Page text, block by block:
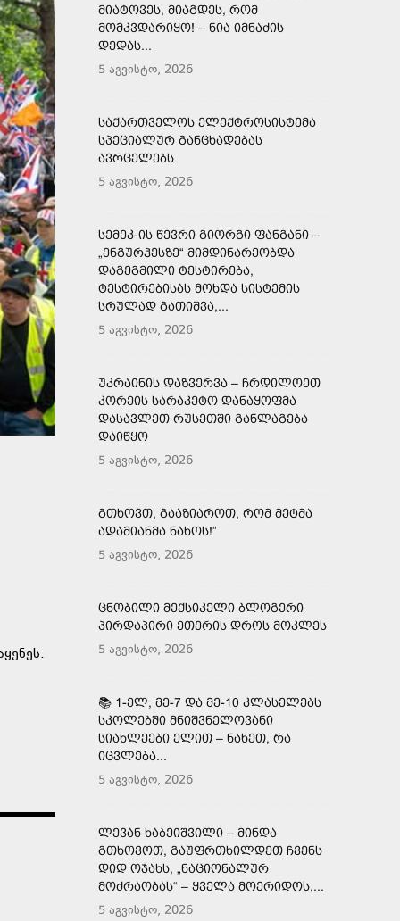
ᲛᲘᲐᲢᲝᲕᲔᲡ, ᲛᲘᲐᲒᲓᲔᲡ, ᲠᲝᲛ
ᲛᲝᲛᲙᲕᲓᲐᲠᲘᲧᲝ! – ᲜᲘᲐ ᲘᲛᲜᲐᲫᲘᲡ
ᲓᲔᲓᲐᲡ...
5 აგვისტო, 2026
ᲡᲐᲥᲐᲠᲗᲕᲔᲚᲝᲡ ᲔᲚᲔᲥᲢᲠᲝᲡᲘᲡᲢᲔᲛᲐ
ᲡᲞᲔᲪᲘᲐᲚᲣᲠ ᲒᲐᲜᲪᲮᲐᲓᲔᲑᲐᲡ
ᲐᲕᲠᲪᲔᲚᲔᲑᲡ
5 აგვისტო, 2026
ᲡᲔᲛᲔᲙ-ᲘᲡ ᲬᲔᲕᲠᲘ ᲒᲘᲝᲠᲒᲘ ᲤᲐᲜᲒᲐᲜᲘ –
„ᲔᲜᲒᲣᲠᲰᲔᲡᲖᲔ“ ᲛᲘᲛᲓᲘᲜᲐᲠᲔᲝᲑᲓᲐ
ᲓᲐᲒᲔᲒᲛᲘᲚᲘ ᲢᲔᲡᲢᲘᲠᲔᲑᲐ,
ᲢᲔᲡᲢᲘᲠᲔᲑᲘᲡᲐᲡ ᲛᲝᲮᲓᲐ ᲡᲘᲡᲢᲔᲛᲘᲡ
ᲡᲠᲣᲚᲐᲓ ᲒᲐᲗᲘᲨᲕᲐ,...
5 აგვისტო, 2026
ᲣᲙᲠᲐᲘᲜᲘᲡ ᲓᲐᲖᲕᲔᲠᲕᲐ – ᲩᲠᲓᲘᲚᲝᲔᲗ
ᲙᲝᲠᲔᲘᲡ ᲡᲐᲠᲐᲙᲔᲢᲝ ᲓᲐᲜᲐᲧᲝᲤᲛᲐ
ᲓᲐᲡᲐᲕᲚᲔᲗ ᲠᲣᲡᲔᲗᲨᲘ ᲒᲐᲜᲚᲐᲒᲔᲑᲐ
ᲓᲐᲘᲬᲧᲝ
5 აგვისტო, 2026
ᲒᲗᲮᲝᲕᲗ, ᲒᲐᲐᲖᲘᲐᲠᲝᲗ, ᲠᲝᲛ ᲛᲔᲢᲛᲐ
ᲐᲓᲐᲛᲘᲐᲜᲛᲐ ᲜᲐᲮᲝᲡ!”
5 აგვისტო, 2026
ᲪᲜᲝᲑᲘᲚᲘ ᲛᲔᲥᲡᲘᲙᲔᲚᲘ ᲑᲚᲝᲒᲔᲠᲘ
ᲞᲘᲠᲓᲐᲞᲘᲠᲘ ᲔᲗᲔᲠᲘᲡ ᲓᲠᲝᲡ ᲛᲝᲙᲚᲔᲡ
5 აგვისტო, 2026
📚 1-ᲔᲚ, ᲛᲔ-7 ᲓᲐ ᲛᲔ-10 ᲙᲚᲐᲡᲔᲚᲔᲑᲡ
ᲡᲙᲝᲚᲔᲑᲨᲘ ᲛᲜᲘᲨᲕᲜᲔᲚᲝᲕᲐᲜᲘ
ᲡᲘᲐᲮᲚᲔᲔᲑᲘ ᲔᲚᲘᲗ – ᲜᲐᲮᲔᲗ, ᲠᲐ
ᲘᲪᲕᲚᲔᲑᲐ...
5 აგვისტო, 2026
ᲚᲔᲕᲐᲜ ᲮᲐᲑᲔᲘᲨᲕᲘᲚᲘ – ᲛᲘᲜᲓᲐ
ᲒᲗᲮᲝᲕᲝᲗ, ᲒᲐᲣᲤᲠᲗᲮᲘᲚᲓᲔᲗ ᲩᲕᲔᲜᲡ
ᲓᲘᲓ ᲝᲯᲐᲮᲡ, „ᲜᲐᲪᲘᲝᲜᲐᲚᲣᲠ
ᲛᲝᲫᲠᲐᲝᲑᲐᲡ“ – ᲧᲕᲔᲚᲐ ᲛᲝᲔᲠᲘᲓᲝᲡ,...
5 აგვისტო, 2026